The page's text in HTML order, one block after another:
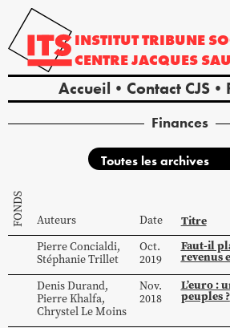
INSTITUTTRIBUNE
CENTREJACQUES
Accueil Contact CJS
Finances
FONDS Auteurs Date Titre
PierreConcialdi,
StéphanieTrillet
Oct.
2019
Faut-il
revenus
DenisDurand,
PierreKhalfa,
ChrystelLe Moins
Nov.
2018
L’euro :
peuples ?